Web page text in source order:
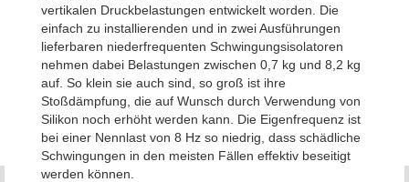
vertikalen Druckbelastungen entwickelt worden. Die
einfach zu installierenden und in zwei Ausführungen
lieferbaren niederfrequenten Schwingungsisolatoren
nehmen dabei Belastungen zwischen 0,7 kg und 8,2 kg
auf. So klein sie auch sind, so groß ist ihre
Stoßdämpfung, die auf Wunsch durch Verwendung von
Silikon noch erhöht werden kann. Die Eigenfrequenz ist
bei einer Nennlast von 8 Hz so niedrig, dass schädliche
Schwingungen in den meisten Fällen effektiv beseitigt
werden können.